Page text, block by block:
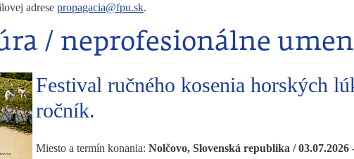
adrese propagacia@fpu.sk.
/ neprofesionálne
Festival ručného kosenia horských
ročník.
Miesto a termín konania: Nolčovo, Slovenská republika / 03.07.2026